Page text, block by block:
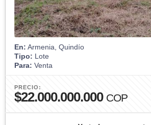
En: Armenia, Quindío
Tipo: Lote
Para: Venta
PRECIO:
$22.000.000.000 COP